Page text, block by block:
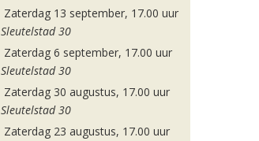
Zaterdag 13 september, 17.00 uur
Sleutelstad 30
Zaterdag 6 september, 17.00 uur
Sleutelstad 30
Zaterdag 30 augustus, 17.00 uur
Sleutelstad 30
Zaterdag 23 augustus, 17.00 uur